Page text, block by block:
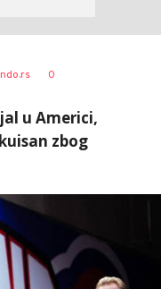
0
u Americi,
zbog